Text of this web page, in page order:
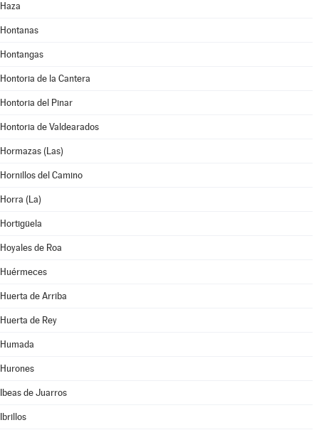
Haza
Hontanas
Hontangas
Hontoria de la Cantera
Hontoria del Pinar
Hontoria de Valdearados
Hormazas (Las)
Hornillos del Camino
Horra (La)
Hortigüela
Hoyales de Roa
Huérmeces
Huerta de Arriba
Huerta de Rey
Humada
Hurones
Ibeas de Juarros
Ibrillos